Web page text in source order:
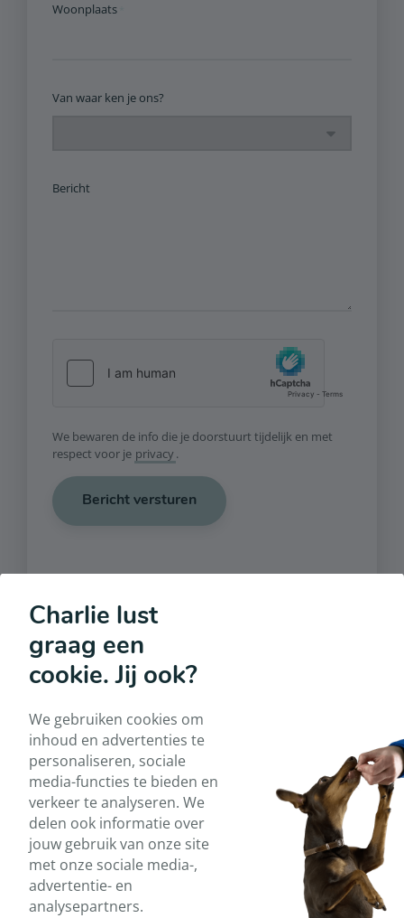
Woonplaats
Van waar ken je ons?
Bericht
We bewaren de info die je doorstuurt tijdelijk en met
respect voor je privacy .
Bericht versturen
Contactgegevens
Hazendreef 6,
3140 Keerbergen
Telefoon
+32 474 02 02 12
E-mail
hallo@huisdierentherapie.be
Vind ons ook op
Charlie lust
graag een
cookie. Jij ook?
We gebruiken cookies om
inhoud en advertenties te
personaliseren, sociale
media-functies te bieden en
verkeer te analyseren. We
delen ook informatie over
jouw gebruik van onze site
met onze sociale media-,
advertentie- en
analysepartners.